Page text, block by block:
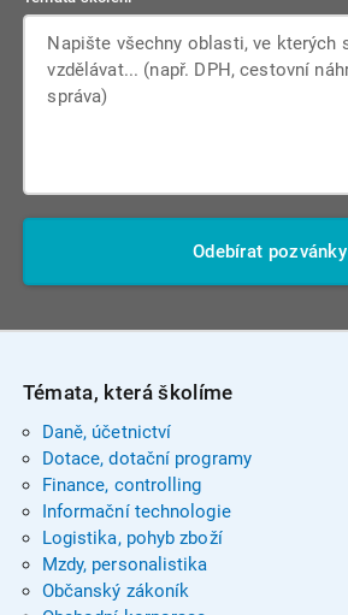
Odebírat pozvánky
Témata, která školíme
Daně, účetnictví
Dotace, dotační programy
Finance, controlling
Informační technologie
Logistika, pohyb zboží
Mzdy, personalistika
Občanský zákoník